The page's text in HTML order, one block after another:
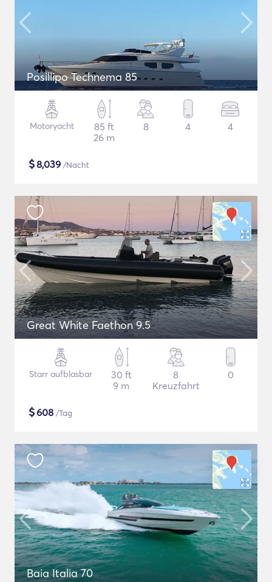
Posillipo Technema 85
Motoryacht
85 ft
26 m
8 4 4
$8,039 /Nacht
Great White Faethon 9.5
Starr aufblasbar
30 ft
9 m
8
Kreuzfahrt
0
$608 /Tag
Baia Italia 70